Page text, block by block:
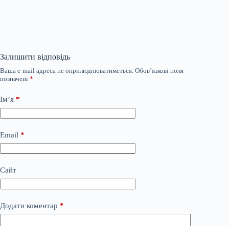
Залишити відповідь
Ваша e-mail адреса не оприлюднюватиметься. Обов’язкові поля
позначені *
Ім’я *
Email *
Сайт
Додати коментар *